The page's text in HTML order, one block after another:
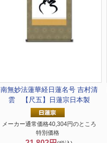
南無妙法蓮華経日蓮名号 吉村清
雲 【尺五】日蓮宗日本製
メーカー通常価格40,304円のところ
特別価格